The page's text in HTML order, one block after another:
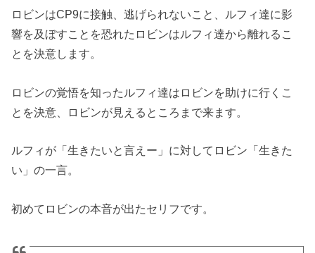
ロビンはCP9に接触、逃げられないこと、ルフィ達に影
響を及ぼすことを恐れたロビンはルフィ達から離れるこ
とを決意します。
ロビンの覚悟を知ったルフィ達はロビンを助けに行くこ
とを決意、ロビンが見えるところまで来ます。
ルフィが「生きたいと言えー」に対してロビン「生きた
い」の一言。
初めてロビンの本音が出たセリフです。